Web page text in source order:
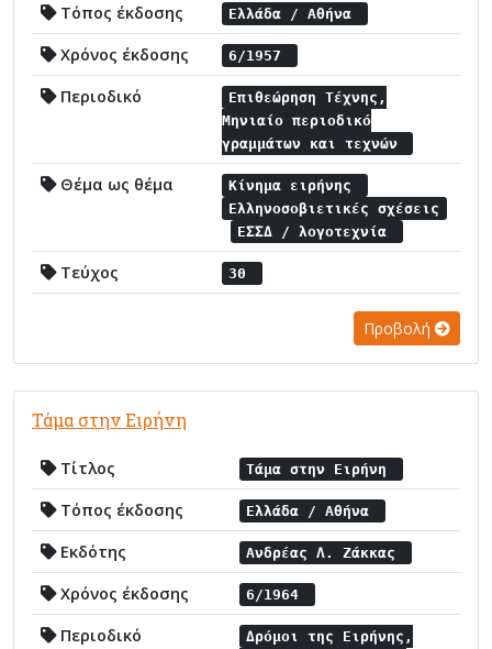
Τόπος έκδοσης Ελλάδα / Αθήνα
Χρόνος έκδοσης 6/1957
Περιοδικό
Επιθεώρηση Τέχνης,
Μηνιαίο περιοδικό
γραμμάτων και τεχνών
Θέμα ως θέμα
Κίνημα ειρήνης
Ελληνοσοβιετικές σχέσεις
ΕΣΣΔ / λογοτεχνία
Τεύχος 30
Προβολή
Τάμα στην Ειρήνη
Τίτλος Τάμα στην Ειρήνη
Τόπος έκδοσης Ελλάδα / Αθήνα
Εκδότης Ανδρέας Λ. Ζάκκας
Χρόνος έκδοσης 6/1964
Περιοδικό
Δρόμοι της Ειρήνης,